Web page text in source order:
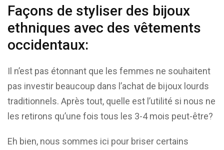
Façons de styliser des bijoux
ethniques avec des vêtements
occidentaux:
Il n’est pas étonnant que les femmes ne souhaitent
pas investir beaucoup dans l’achat de bijoux lourds
traditionnels. Après tout, quelle est l’utilité si nous ne
les retirons qu’une fois tous les 3-4 mois peut-être?
Eh bien, nous sommes ici pour briser certains